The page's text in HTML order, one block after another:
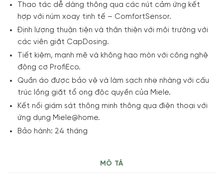
Thao tác dễ dàng thông qua các nút cảm ứng kết
hợp với núm xoay tinh tế – ComfortSensor.
Định lượng thuận tiện và thân thiện với môi trường với
các viên giặt CapDosing.
Tiết kiệm, mạnh mẽ và không hao mòn với công nghệ
động cơ ProfiEco.
Quần áo được bảo vệ và làm sạch nhẹ nhàng với cấu
trúc lồng giặt tổ ong độc quyền của Miele.
Kết nối giám sát thông minh thông qua điện thoại với
ứng dụng Miele@home.
Bảo hành: 24 tháng
MÔ TẢ